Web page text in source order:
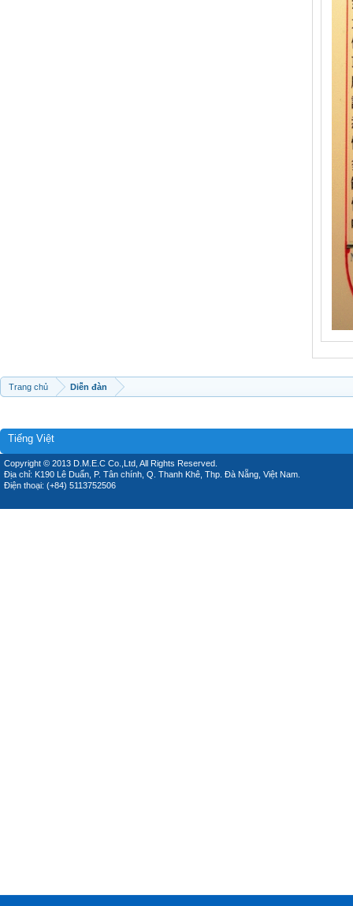
Trang chủ Diễn đàn
Tiếng Việt
Copyright © 2013 D.M.E.C Co.,Ltd, All Rights Reserved.
Địa chỉ: K190 Lê Duẩn, P. Tân chính, Q. Thanh Khê, Thp. Đà Nẵng, Việt Nam.
Điện thoại: (+84) 5113752506